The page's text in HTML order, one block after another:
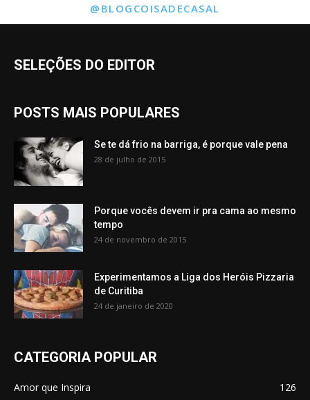
@BLOGCOISADECASAL
SELEÇÕES DO EDITOR
POSTS MAIS POPULARES
Se te dá frio na barriga, é porque vale pena
28 de julho de 2015
Porque vocês devem ir pra cama ao mesmo
tempo
24 de novembro de 2015
Experimentamos a Liga dos Heróis Pizzaria
de Curitiba
24 de janeiro de 2020
CATEGORIA POPULAR
Amor que Inspira
126